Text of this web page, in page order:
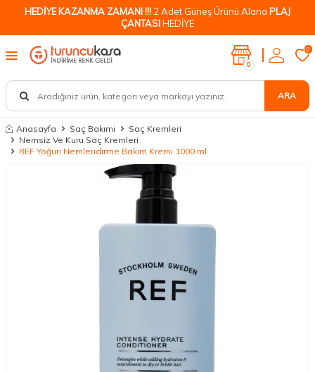
HEDİYE KAZANMA ZAMANI !!! 2 Adet Güneş Ürünü Alana PLAJ
ÇANTASIHEDİYE
ARA
0
0
Anasayfa Saç Bakımı
Saç Kremleri
Nemsiz Ve Kuru Saç Kremleri
REF Yoğun Nemlendirme Bakım Kremi 1000 ml